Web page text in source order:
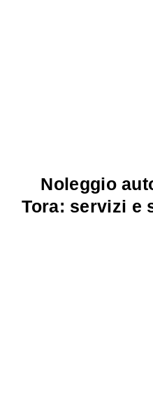
Noleggio
Tora: servizi e